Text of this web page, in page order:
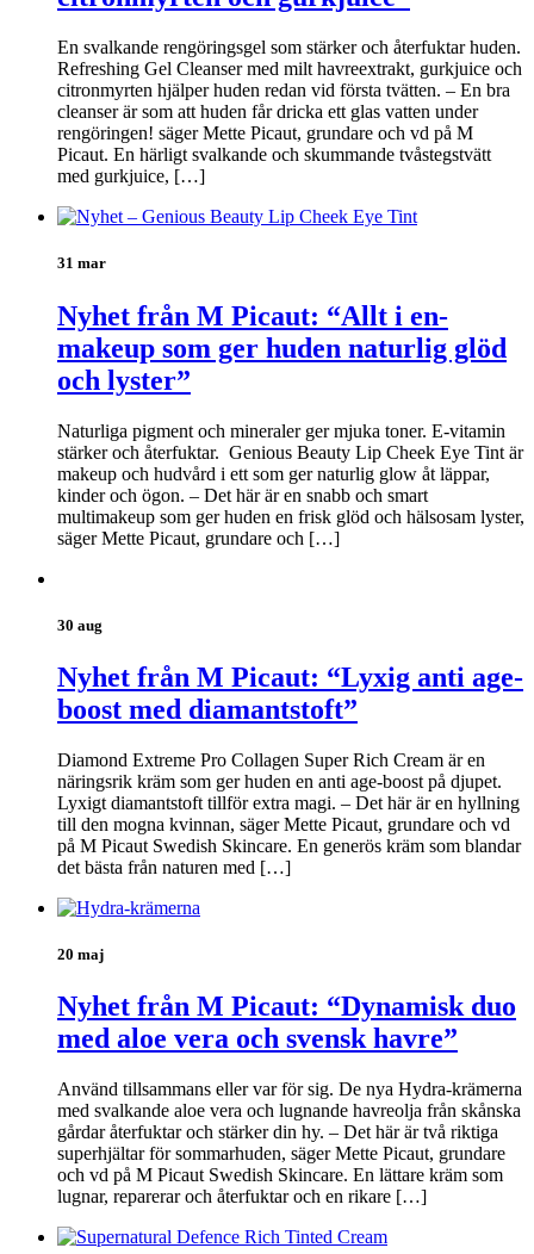
En svalkande rengöringsgel som stärker och återfuktar huden.
Refreshing Gel Cleanser med milt havreextrakt, gurkjuice och
citronmyrten hjälper huden redan vid första tvätten. – En bra
cleanser är som att huden får dricka ett glas vatten under
rengöringen! säger Mette Picaut, grundare och vd på M
Picaut. En härligt svalkande och skummande tvåstegstvätt
med gurkjuice, […]
31 mar
Nyhet från M Picaut: “Allt i en-
makeup som ger huden naturlig glöd
och lyster”
Naturliga pigment och mineraler ger mjuka toner. E-vitamin
stärker och återfuktar. Genious Beauty Lip Cheek Eye Tint är
makeup och hudvård i ett som ger naturlig glow åt läppar,
kinder och ögon. – Det här är en snabb och smart
multimakeup som ger huden en frisk glöd och hälsosam lyster,
säger Mette Picaut, grundare och […]
30 aug
Nyhet från M Picaut: “Lyxig anti age-
boost med diamantstoft”
Diamond Extreme Pro Collagen Super Rich Cream är en
näringsrik kräm som ger huden en anti age-boost på djupet.
Lyxigt diamantstoft tillför extra magi. – Det här är en hyllning
till den mogna kvinnan, säger Mette Picaut, grundare och vd
på M Picaut Swedish Skincare. En generös kräm som blandar
det bästa från naturen med […]
20 maj
Nyhet från M Picaut: “Dynamisk duo
med aloe vera och svensk havre”
Använd tillsammans eller var för sig. De nya Hydra-krämerna
med svalkande aloe vera och lugnande havreolja från skånska
gårdar återfuktar och stärker din hy. – Det här är två riktiga
superhjältar för sommarhuden, säger Mette Picaut, grundare
och vd på M Picaut Swedish Skincare. En lättare kräm som
lugnar, reparerar och återfuktar och en rikare […]